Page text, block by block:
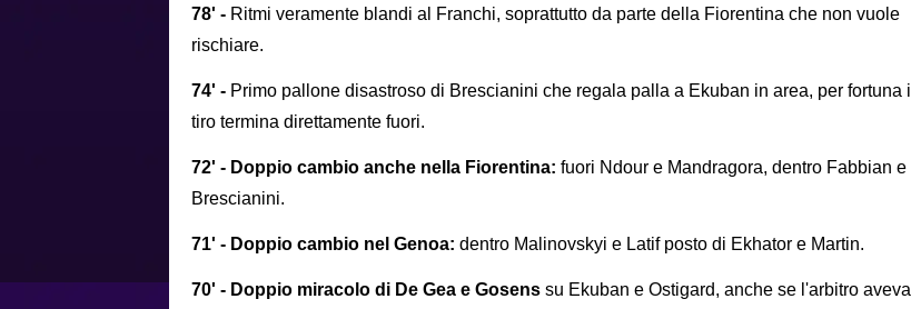
78' - Ritmi veramente blandi al Franchi, soprattutto da parte della Fiorentina che non vuole
rischiare.
74' - Primo pallone disastroso di Brescianini che regala palla a Ekuban in area, per fortuna il
tiro termina direttamente fuori.
72' - Doppio cambio anche nella Fiorentina: fuori Ndour e Mandragora, dentro Fabbian e
Brescianini.
71' - Doppio cambio nel Genoa: dentro Malinovskyi e Latif posto di Ekhator e Martin.
70' - Doppio miracolo di De Gea e Gosens su Ekuban e Ostigard, anche se l'arbitro aveva